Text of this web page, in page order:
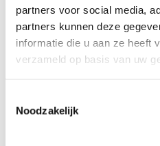
partners voor social media,
partners kunnen deze
informatie die u aan ze heeft
verzameld op basis van uw
Noodzakelijk